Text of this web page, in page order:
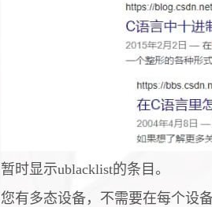
暂时显示ublacklist的条目。
您有多态设备，不需要在每个设